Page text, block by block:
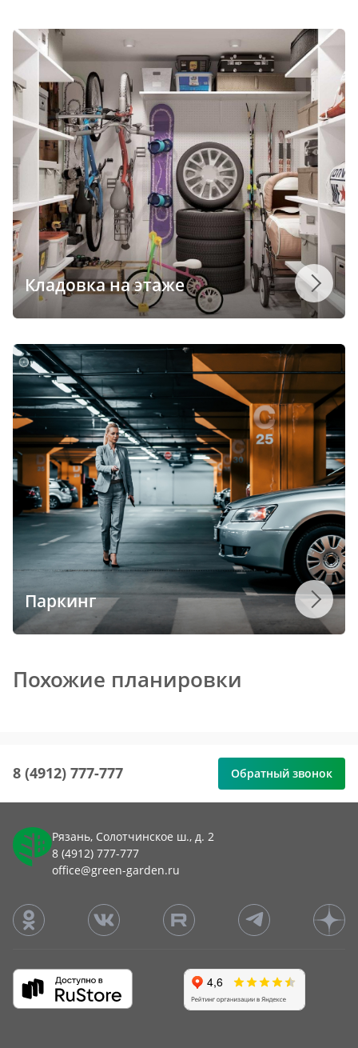
Кладовка на этаже
Паркинг
Похожие планировки
8 (4912) 777-777 Обратный звонок
Рязань, Солотчинское ш., д. 2
8 (4912) 777-777
office@green-garden.ru